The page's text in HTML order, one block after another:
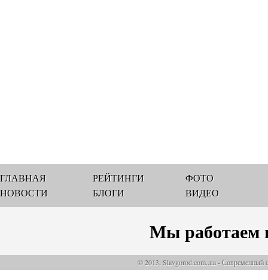
ГЛАВНАЯ
НОВОСТИ
РЕЙТИНГИ
БЛОГИ
ФОТО
ВИДЕО
Мы работаем
© 2013, Slavgorod.com..ua - Современный